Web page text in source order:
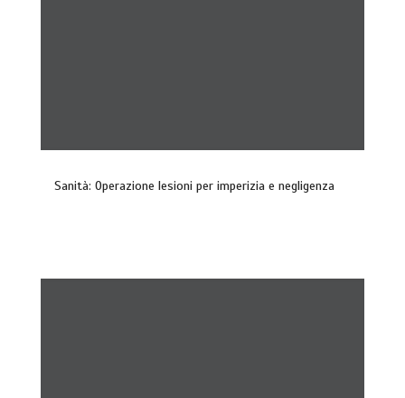
Sanità: Operazione lesioni per imperizia e negligenza